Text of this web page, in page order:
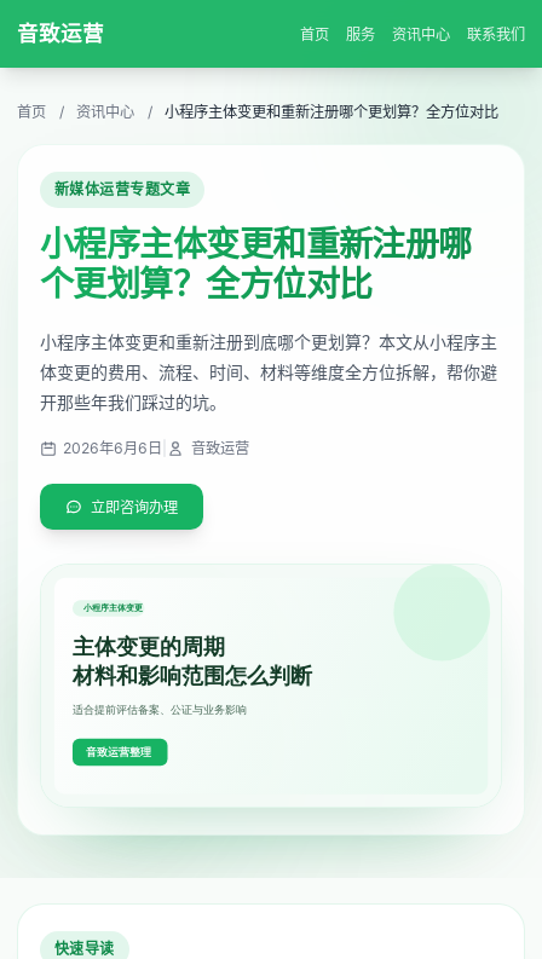
音致运营 首页 服务 资讯中心 联系我们
首页 / 资讯中心 / 小程序主体变更和重新注册哪个更划算？全方位对比
新媒体运营专题文章
小程序主体变更和重新注册哪
个更划算？全方位对比
小程序主体变更和重新注册到底哪个更划算？本文从小程序主
体变更的费用、流程、时间、材料等维度全方位拆解，帮你避
开那些年我们踩过的坑。
2026年6月6日 音致运营
立即咨询办理
快速导读